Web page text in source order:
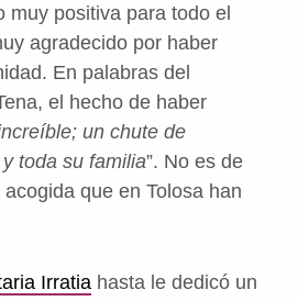
muy positiva para todo el
agradecido por haber
En palabras del
el hecho de haber
un chute de
toda su familia”. No es de
que en Tolosa han
Irratiahasta le dedicó un